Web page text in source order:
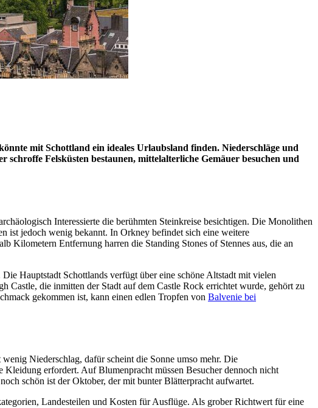
mit Schottland ein ideales Urlaubsland finden. Niederschläge und
Felsküsten bestaunen, mittelalterliche Gemäuer besuchen und
Interessierte die berühmten Steinkreise besichtigen. Die Monolithen
ist jedoch wenig bekannt. In Orkney befindet sich eine weitere
Kilometern Entfernung harren die Standing Stones of Stennes aus, die an
Hauptstadt Schottlands verfügt über eine schöne Altstadt mit vielen
Castle, die inmitten der Stadt auf dem Castle Rock errichtet wurde, gehört zu
gekommen ist, kann einen edlen Tropfen von Balvenie bei
Niederschlag, dafür scheint die Sonne umso mehr. Die
erfordert. Auf Blumenpracht müssen Besucher dennoch nicht
schön ist der Oktober, der mit bunter Blätterpracht aufwartet.
Landesteilen und Kosten für Ausflüge. Als grober Richtwert für eine